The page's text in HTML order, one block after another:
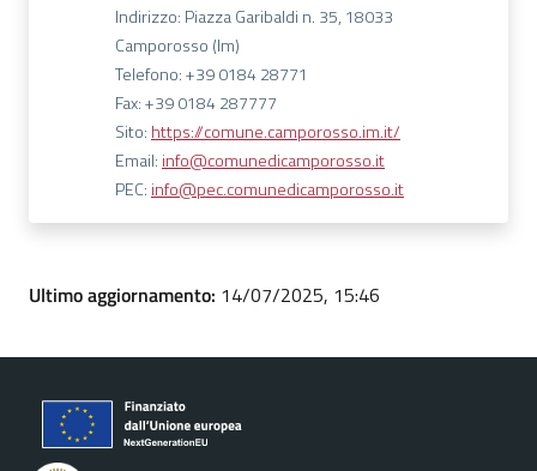
Indirizzo: Piazza Garibaldi n. 35, 18033
Camporosso (Im)
Telefono: +39 0184 28771
Fax: +39 0184 287777
Sito: https://comune.camporosso.im.it/
Email: info@comunedicamporosso.it
PEC: info@pec.comunedicamporosso.it
Ultimo aggiornamento: 14/07/2025, 15:46